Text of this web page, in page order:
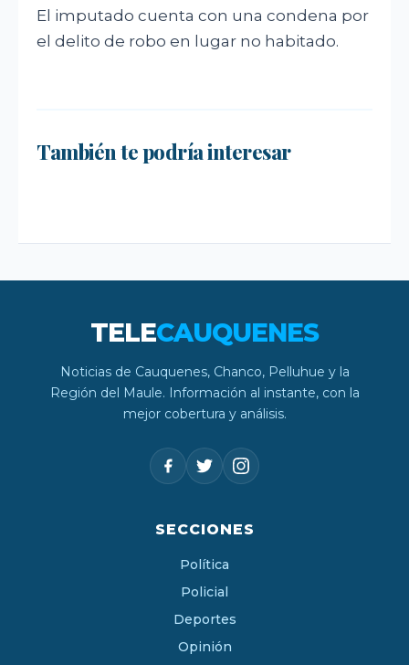
El imputado cuenta con una condena por
el delito de robo en lugar no habitado.
También te podría interesar
mantiene despliegue para apoyar a
niños y adolescentes durante la
millones a 62 juntas de vecinos en
Valparaíso vuelve a posicionarse como
la ciudad con la conexión a internet
TELECAUQUENES
Noticias de Cauquenes, Chanco, Pelluhue y la
Región del Maule. Información al instante, con la
mejor cobertura y análisis.
SECCIONES
Política
Policial
Deportes
Opinión